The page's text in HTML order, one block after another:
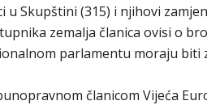
u Skupštini (315) i njihovi
zemalja članica ovisi o
parlamentu moraju biti
članicom Vijeća